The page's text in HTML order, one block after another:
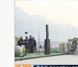
「當下即藝術」身